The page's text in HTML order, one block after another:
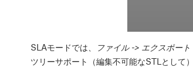
SLAモードでは、 ファイル -> エクスポー
ツリーサポート（編集不可能なSTLとして